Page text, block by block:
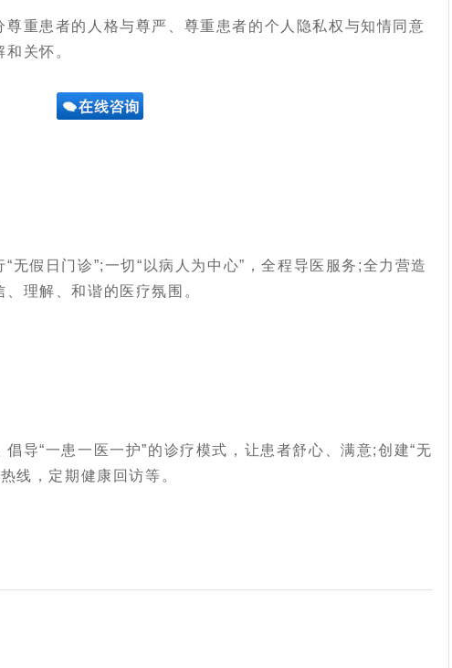
患者的人格与尊严、尊重患者的个人隐私权与知情同意
关怀。
假日门诊”;一切“以病人为中心”，全程导医服务;全力营造
理解、和谐的医疗氛围。
“一患一医一护”的诊疗模式，让患者舒心、满意;创建“无
线，定期健康回访等。